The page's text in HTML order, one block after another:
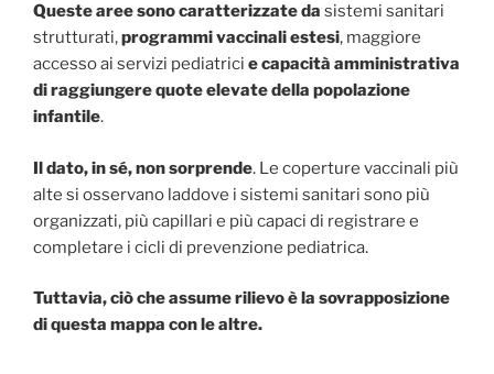
Queste aree sono caratterizzate da sistemi sanitari
strutturati,programmi vaccinali estesi, maggiore
accesso ai servizi pediatrici e capacità amministrativa
di raggiungere quote elevate della popolazione
infantile.
Il dato, in sé, non sorprende. Le coperture vaccinali più
alte si osservano laddove i sistemi sanitari sono più
organizzati, più capillari e più capaci di registrare e
completare i cicli di prevenzione pediatrica.
Tuttavia, ciò che assume rilievo è la sovrapposizione
di questa mappa con le altre.